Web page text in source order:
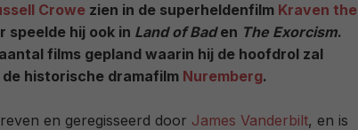
Crowe zien in de superheldenfilm Kraven the
speelde hij ook in Land of Baden The Exorcism.
films gepland waarin hij de hoofdrol zal
historische dramafilm Nuremberg.
en geregisseerd door James Vanderbilt, en is